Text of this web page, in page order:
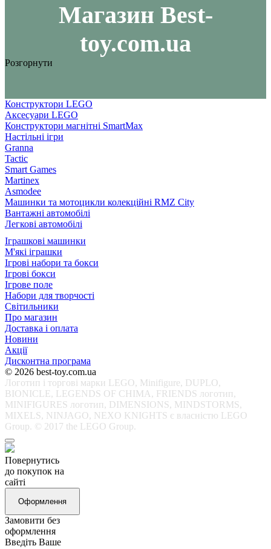
Maгазин Best-
toy.com.ua
Розгорнути
Конструктори LEGO
Аксесуари LEGO
Конструктори магнітні SmartMax
Настільні ігри
Granna
Tactic
Smart Games
Martinex
Asmodee
Машинки та мотоцикли колекційні RMZ City
Вантажні автомобілі
Легкові автомобілі
Іграшкові машинки
М'які іграшки
Ігрові набори та бокси
Ігрові бокси
Ігрове поле
Набори для творчості
Світильники
Про магазин
Доставка і оплата
Новини
Акції
Дисконтна програма
© 2026 best-toy.com.ua
Логотип і торгові марки LEGO, Minifigure, DUPLO,
BIONICLE, LEGENDS OF CHIMA, FRIENDS логотип,
MINIFIGURES логотип, DIMENSIONS, MINDSTORMS,
MIXELS, NINJAGO, NEXO KNIGHTS є власністю LEGO
Group. © 2017 the LEGO Group.
Повернутись
до покупок на
сайті
Оформлення
Замовити без
оформлення
Введіть Ваше